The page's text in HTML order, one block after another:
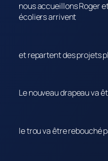
nous accueillons Roger
écoliers arrivent
et repartent des projets
Le nouveau drapeau va
le trou va être rebouché